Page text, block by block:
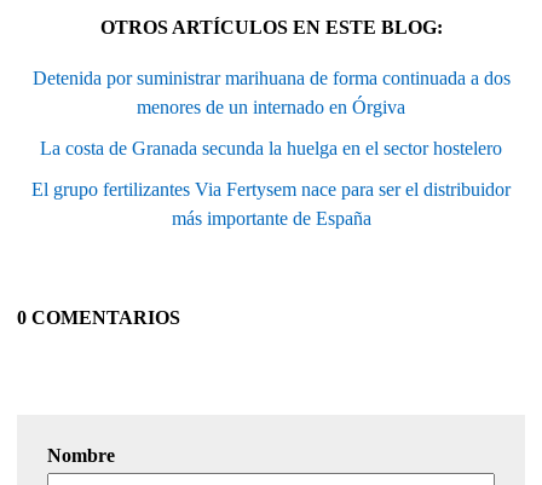
OTROS ARTÍCULOS EN ESTE BLOG:
Detenida por suministrar marihuana de forma continuada a dos
menores de un internado en Órgiva
La costa de Granada secunda la huelga en el sector hostelero
El grupo fertilizantes Via Fertysem nace para ser el distribuidor
más importante de España
0 COMENTARIOS
Nombre